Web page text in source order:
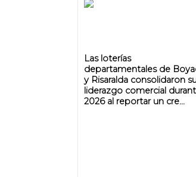
Las loterías
departamentales de
y Risaralda consolidaron
liderazgo comercial
2026 al reportar un cre...